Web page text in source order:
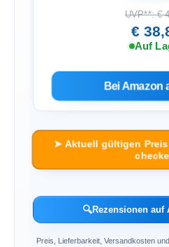
UVP**: €
€
Auf
Bei Amazon
➤ Aktuell gültigen
🔍Rezensionen auf
Preis, Lieferbarkeit, Versandkosten